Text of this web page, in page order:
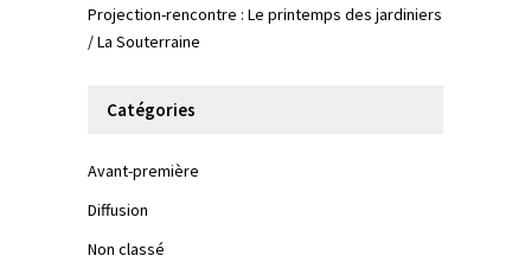
Projection-rencontre : Le printemps des jardiniers
/ La Souterraine
Catégories
Avant-première
Diffusion
Non classé